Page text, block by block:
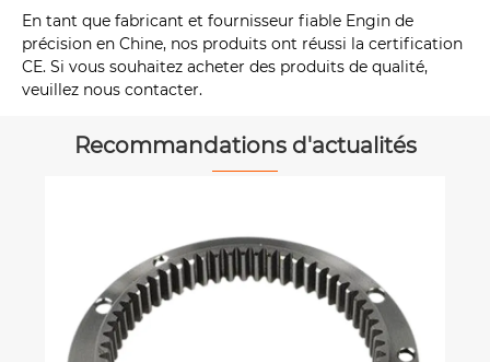
En tant que fabricant et fournisseur fiable Engin de
précision en Chine, nos produits ont réussi la certification
CE. Si vous souhaitez acheter des produits de qualité,
veuillez nous contacter.
Recommandations d'actualités
Quels sont les types de vitesses
coniques et leurs principes de
transmission?
Voir plus >>